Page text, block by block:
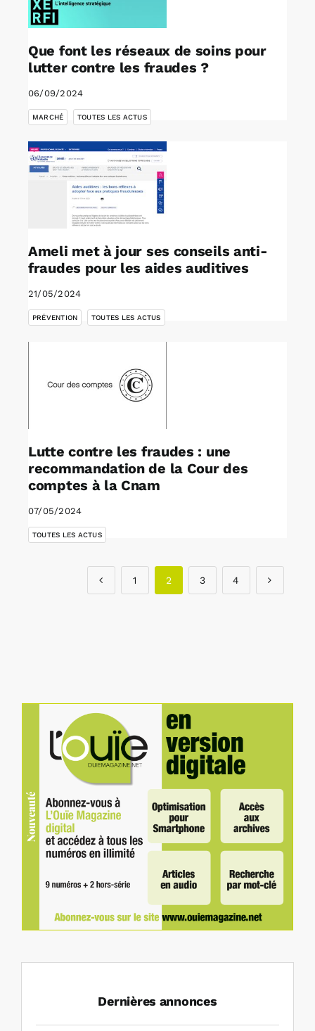
Que font les réseaux de soins pour
lutter contre les fraudes ?
06/09/2024
MARCHÉ
,
TOUTES LES ACTUS
Ameli met à jour ses conseils anti-
fraudes pour les aides auditives
21/05/2024
PRÉVENTION TOUTES LES ACTUS
Lutte contre les fraudes : une
recommandation de la Cour des
comptes à la Cnam
07/05/2024
TOUTES LES ACTUS
1 2 3 4
Dernières annonces